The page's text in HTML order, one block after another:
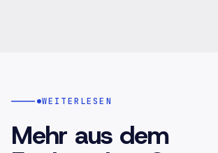
WEITERLESEN
Mehr aus dem